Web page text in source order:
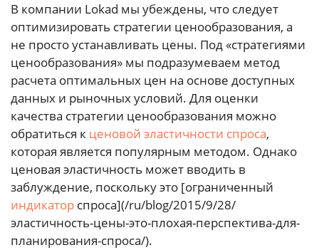
В компании Lokad мы убеждены, что следует
оптимизировать стратегии ценообразования, а
не просто устанавливать цены. Под «стратегиями
ценообразования» мы подразумеваем метод
расчета оптимальных цен на основе доступных
данных и рыночных условий. Для оценки
качества стратегии ценообразования можно
обратиться к ценовой эластичности спроса,
которая является популярным методом. Однако
ценовая эластичность может вводить в
заблуждение, поскольку это [ограниченный
индикатор спроса](/ru/blog/2015/9/28/
эластичность-цены-это-плохая-перспектива-для-
планирования-спроса/).